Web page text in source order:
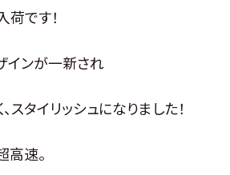
です！
ンが一新され
スタイリッシュになりました！
高速。